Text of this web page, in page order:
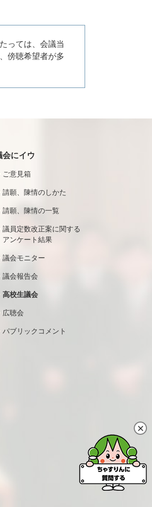
っては、会議当
傍聴希望者が多
会にイウ
ご意見箱
請願、陳情のしかた
請願、陳情の一覧
議員定数改正案に関する
アンケート結果
議会モニター
議会報告会
高校生議会
広聴会
パブリックコメント